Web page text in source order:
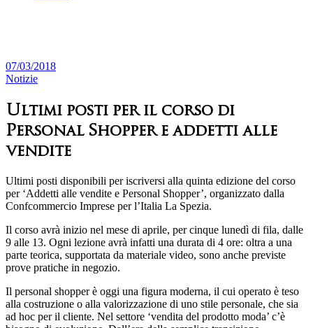
07/03/2018
Notizie
Ultimi posti per il corso di
Personal Shopper e addetti alle
vendite
Ultimi posti disponibili per iscriversi alla quinta edizione del corso
per ‘Addetti alle vendite e Personal Shopper’, organizzato dalla
Confcommercio Imprese per l’Italia La Spezia.
Il corso avrà inizio nel mese di aprile, per cinque lunedì di fila, dalle
9 alle 13. Ogni lezione avrà infatti una durata di 4 ore: oltra a una
parte teorica, supportata da materiale video, sono anche previste
prove pratiche in negozio.
Il personal shopper è oggi una figura moderna, il cui operato è teso
alla costruzione o alla valorizzazione di uno stile personale, che sia
ad hoc per il cliente. Nel settore ‘vendita del prodotto moda’ c’è